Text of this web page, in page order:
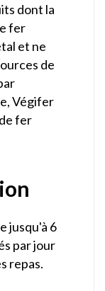
dont la
fer
et ne
de
Végifer
fer
jusqu'à 6
par jour
repas.